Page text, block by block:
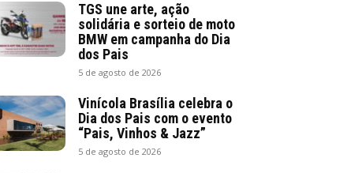
TGS une arte, ação
solidária e sorteio de moto
BMW em campanha do Dia
dos Pais
5 de agosto de 2026
Vinícola Brasília celebra o
Dia dos Pais com o evento
“Pais, Vinhos & Jazz”
5 de agosto de 2026